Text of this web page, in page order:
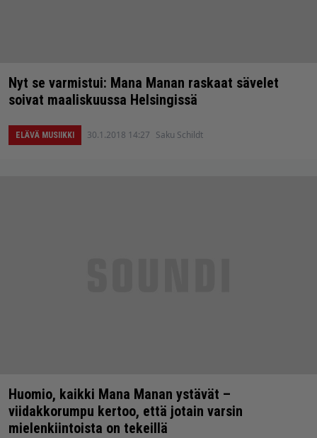
Nyt se varmistui: Mana Manan raskaat sävelet
soivat maaliskuussa Helsingissä
ELÄVÄ MUSIIKKI 30.1.2018 14:27 Saku Schildt
Huomio, kaikki Mana Manan ystävät –
viidakkorumpu kertoo, että jotain varsin
mielenkiintoista on tekeillä